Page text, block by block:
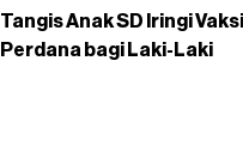
Tangis Anak SD Iringi
Perdana bagi Laki-Laki